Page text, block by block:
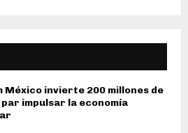
México invierte 200 millones de
par impulsar la economía